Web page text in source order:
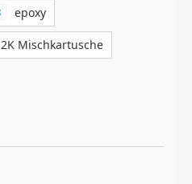
epoxy
2K Mischkartusche